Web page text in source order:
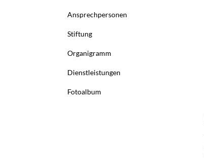
Ansprechpersonen
Stiftung
Organigramm
Dienstleistungen
Fotoalbum